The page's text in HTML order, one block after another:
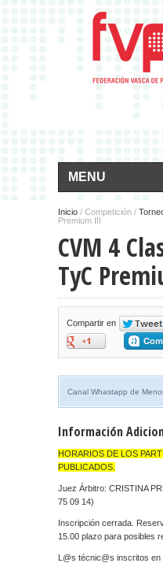
MENU
Inicio / Competición /
Premium III
CVM 4
TyC
Compartir en
Canal Whastapp de
Información
HORARIOS DE LOS
PUBLICADOS.
Juez Árbitro: CRISTINA
75 09 14)
Inscripción cerrada.
15.00 plazo para posibles
L@s técnic@s inscritos